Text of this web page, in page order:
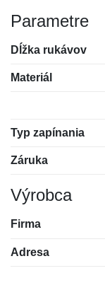
Parametre
Dĺžka rukávov
Materiál
Typ zapínania
Záruka
Výrobca
Firma
Adresa